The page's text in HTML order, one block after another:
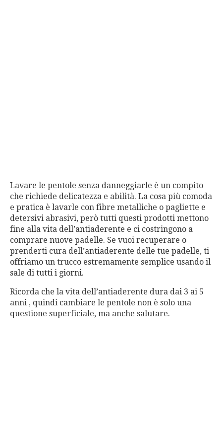
Lavare le pentole senza danneggiarle è un compito
che richiede delicatezza e abilità. La cosa più comoda
e pratica è lavarle con fibre metalliche o pagliette e
detersivi abrasivi, però tutti questi prodotti mettono
fine alla vita dell’antiaderente e ci costringono a
comprare nuove padelle. Se vuoi recuperare o
prenderti cura dell’antiaderente delle tue padelle, ti
offriamo un trucco estremamente semplice usando il
sale di tutti i giorni.
Ricorda che la vita dell’antiaderente dura dai 3 ai 5
anni , quindi cambiare le pentole non è solo una
questione superficiale, ma anche salutare.